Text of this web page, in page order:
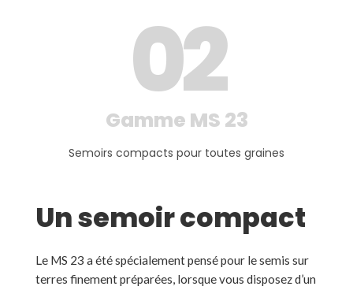
Gamme MS 23
02
Semoirs compacts pour toutes graines
Un semoir compact
Le MS 23 a été spécialement pensé pour le semis sur
terres finement préparées, lorsque vous disposez d’un